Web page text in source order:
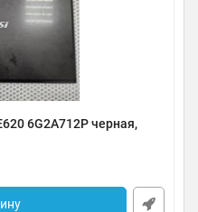
6G2A712P черная,